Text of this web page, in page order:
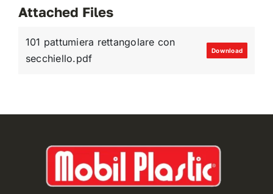
Attached Files
101 pattumiera rettangolare con
secchiello.pdf
Download